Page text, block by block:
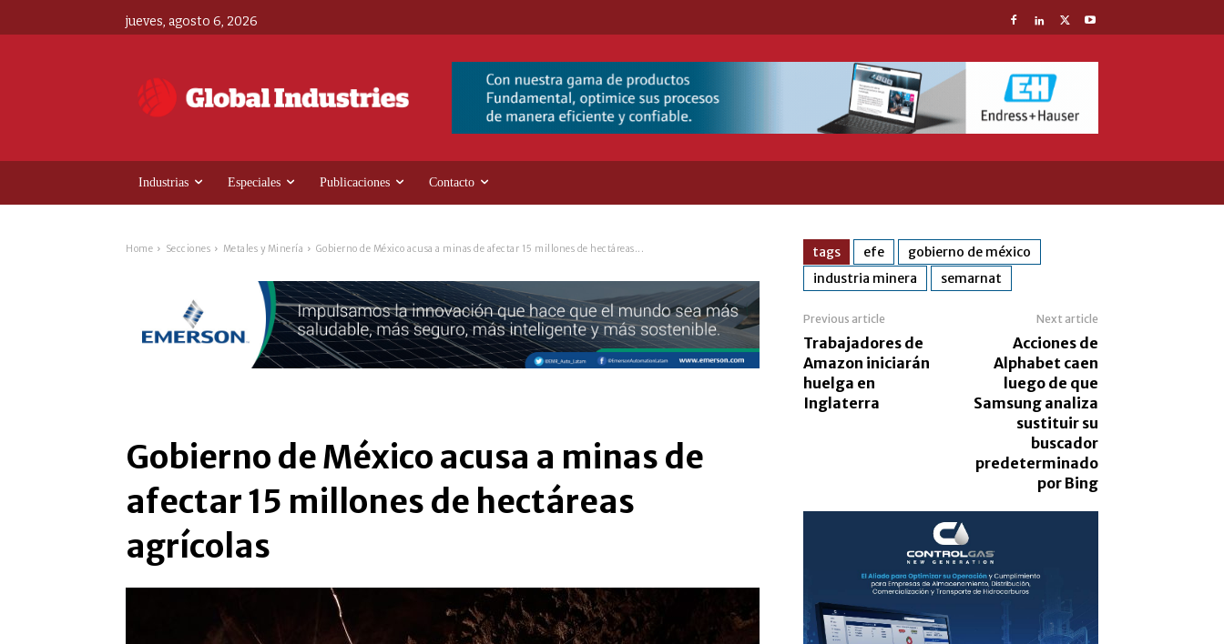
jueves, agosto 6, 2026
Industrias Especiales Publicaciones Contacto
Home Secciones Metales y Minería Gobierno de México acusa a minas de afectar 15 millones de hectáreas...
Gobierno de México acusa a minas de
afectar 15 millones de hectáreas
agrícolas
tags efe
gobierno de méxico
industria minera
semarnat
Previous article
Trabajadores de
Amazon iniciarán
huelga en
Inglaterra
Next article
Acciones de
Alphabet caen
luego de que
Samsung analiza
sustituir su
buscador
predeterminado
por Bing